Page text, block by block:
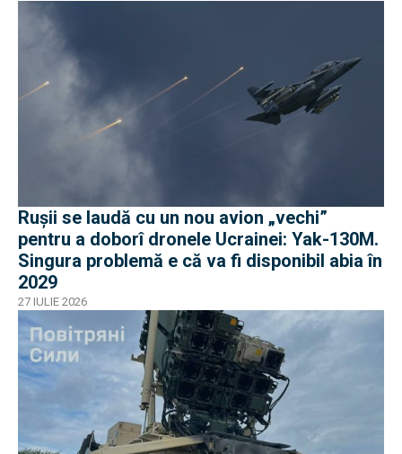
Rușii se laudă cu un nou avion „vechi”
pentru a doborî dronele Ucrainei: Yak-130M.
Singura problemă e că va fi disponibil abia în
2029
27 IULIE 2026